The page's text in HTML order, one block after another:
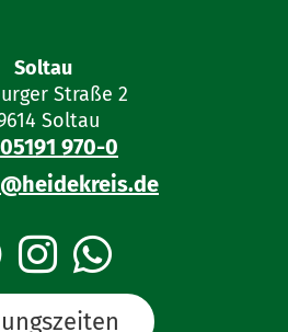
der Tätigkeit,
Soltau
Straße 2
Soltau
05191 970-0